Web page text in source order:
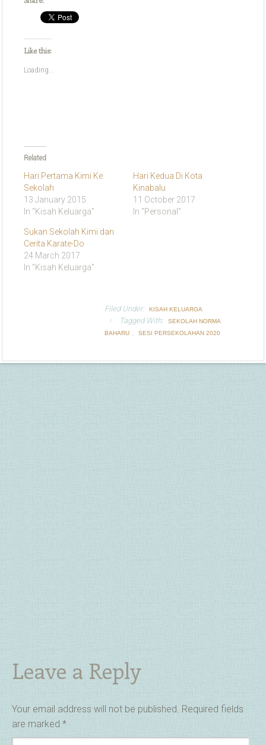
Like this:
Loading...
Related
Hari Pertama Kimi Ke
Sekolah
13 January 2015
In "Kisah Keluarga"
Hari Kedua Di Kota
Kinabalu
11 October 2017
In "Personal"
Sukan Sekolah Kimi dan
Cerita Karate-Do
24 March 2017
In "Kisah Keluarga"
Filed Under: KISAH KELUARGA
Tagged With:
SEKOLAH NORMA
BAHARU , SESI PERSEKOLAHAN 2020
Leave a Reply
Your email address will not be published. Required fields
are marked *